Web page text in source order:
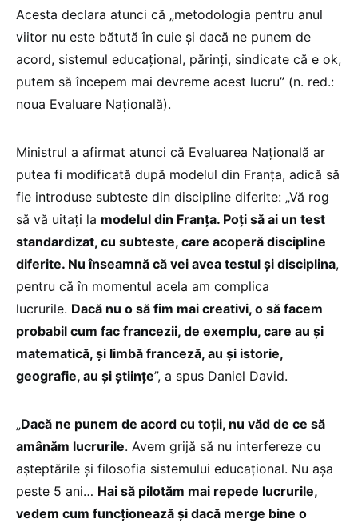
Acesta declara atunci că „metodologia pentru anul
viitor nu este bătută în cuie și dacă ne punem de
acord, sistemul educațional, părinți, sindicate că e ok,
putem să începem mai devreme acest lucru” (n. red.:
noua Evaluare Națională).
Ministrul a afirmat atunci că Evaluarea Națională ar
putea fi modificată după modelul din Franța, adică să
fie introduse subteste din discipline diferite: „Vă rog
să vă uitați la modelul din Franța. Poți să ai un test
standardizat, cu subteste, care acoperă discipline
diferite. Nu înseamnă că vei avea testul și disciplina,
pentru că în momentul acela am complica
lucrurile. Dacă nu o să fim mai creativi, o să facem
probabil cum fac francezii, de exemplu, care au și
matematică, și limbă franceză, au și istorie,
geografie, au și științe”, a spus Daniel David.
„Dacă ne punem de acord cu toții, nu văd de ce să
amânăm lucrurile. Avem grijă să nu interfereze cu
așteptările și filosofia sistemului educațional. Nu așa
peste 5 ani… Hai să pilotăm mai repede lucrurile,
vedem cum funcționează și dacă merge bine o